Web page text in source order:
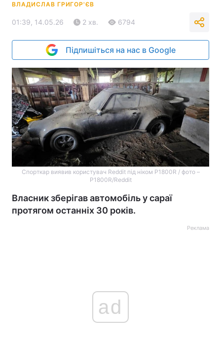
ВЛАДИСЛАВ ГРИГОР'ЄВ
01:39, 14.05.26 2 хв. 6794
Підпишіться на нас в Google
Спорткар виявив користувач Reddit під ніком P1800R / фото –
P1800R/Reddit
Власник зберігав автомобіль у сараї
протягом останніх 30 років.
Реклама
ad